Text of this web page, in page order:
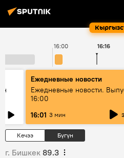
16:00 16:16
Ежедневные новости
Ежедневные новости.
16:00
16:01 3 мин
Кечээ Бүгүн
г. Бишкек 89.3